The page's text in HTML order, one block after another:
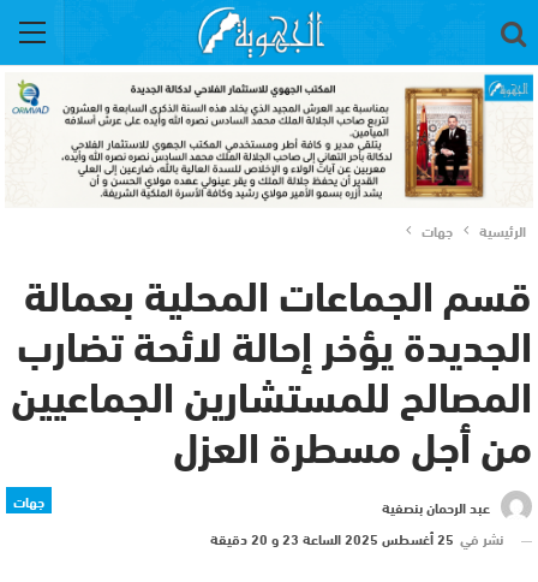
الرئيسية جهات
قسم الجماعات المحلية بعمالة
الجديدة يؤخر إحالة لائحة تضارب
المصالح للمستشارين الجماعيين
من أجل مسطرة العزل
جهات
عبد الرحمان بنصفية
نشر في 25 أغسطس 2025 الساعة 23 و 20 دقيقة